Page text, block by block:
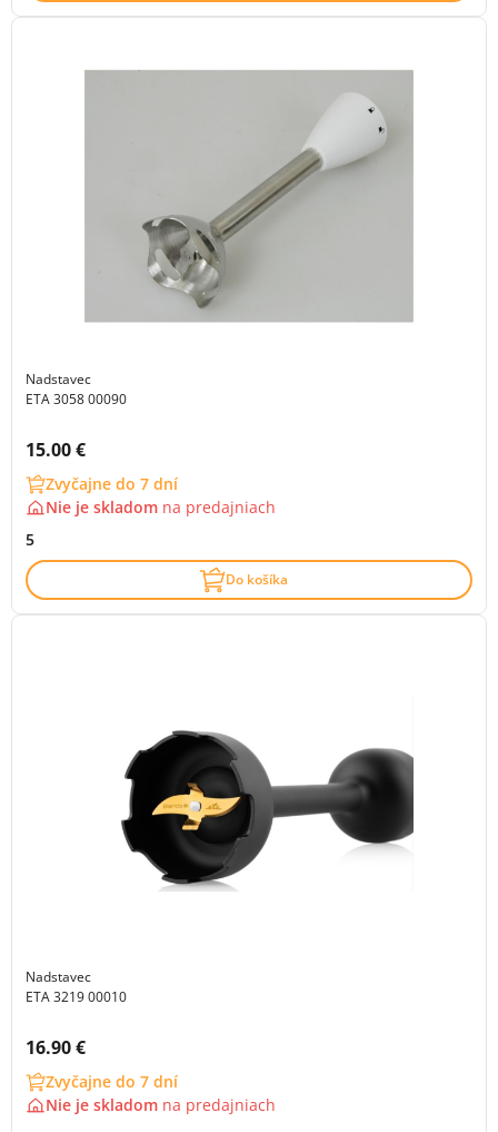
Nadstavec
ETA 3058 00090
Cena s DPH:
15.00 €
Zvyčajne do 7 dní
Nie je skladom na predajniach
5
Do košíka
Nadstavec
ETA 3219 00010
Cena s DPH:
16.90 €
Zvyčajne do 7 dní
Nie je skladom na predajniach